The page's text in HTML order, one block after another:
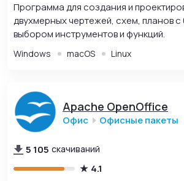
Программа для создания и
двухмерных чертежей, схем, планов
выбором инструментов и функций.
Windows macOS Linux
Apache OpenOffice
Офис Офисные пакеты
5 105 скачиваний
4.1